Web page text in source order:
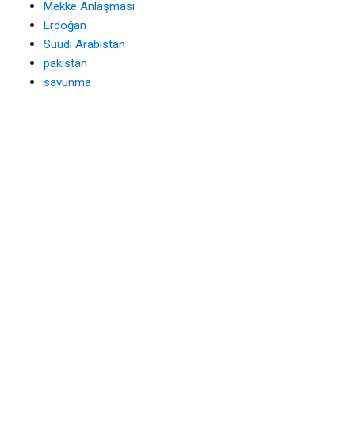
Mekke Anlaşması
Erdoğan
Suudi Arabistan
pakistan
savunma